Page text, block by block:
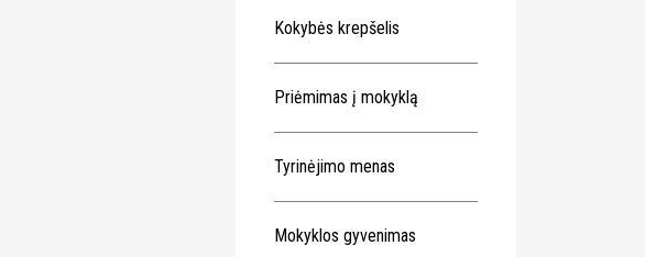
Kokybės krepšelis
Priėmimas į mokyklą
Tyrinėjimo menas
Mokyklos gyvenimas